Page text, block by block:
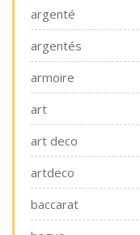
argenté
argentés
armoire
art
art deco
artdeco
baccarat